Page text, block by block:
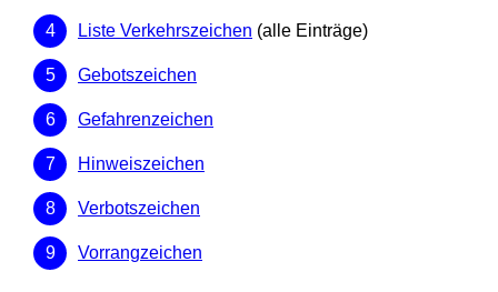
Liste Verkehrszeichen (alle Einträge)
Gebotszeichen
Gefahrenzeichen
Hinweiszeichen
Verbotszeichen
Vorrangzeichen